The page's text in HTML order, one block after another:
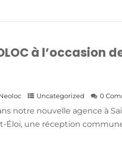
à l’occasion
Uncategorized 0
notre nouvelle agence à
Éloi, une réception